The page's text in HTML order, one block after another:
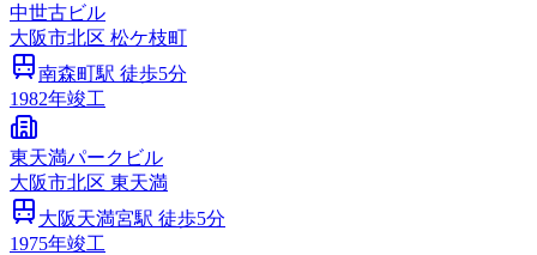
中世古ビル
大阪市北区 松ケ枝町
南森町駅 徒歩5分
1982年竣工
東天満パークビル
大阪市北区 東天満
大阪天満宮駅 徒歩5分
1975年竣工